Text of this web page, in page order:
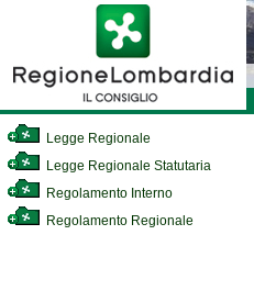
Legge Regionale
Legge Regionale Statutaria
Regolamento Interno
Regolamento Regionale